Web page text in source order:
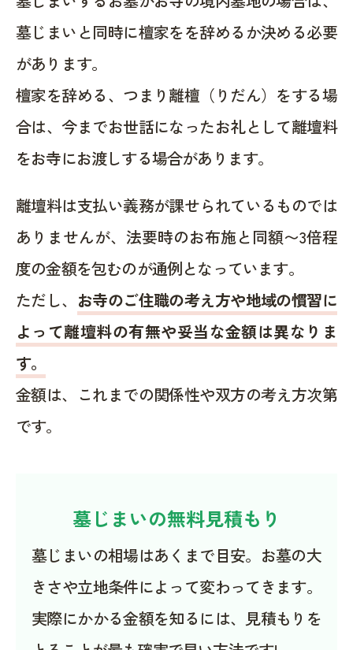
墓じまいと同時に檀家をを辞めるか決める必要
があります。
檀家を辞める、つまり離檀（りだん）をする場
合は、今までお世話になったお礼として離壇料
をお寺にお渡しする場合があります。
離壇料は支払い義務が課せられているものでは
ありませんが、法要時のお布施と同額〜3倍程
度の金額を包むのが通例となっています。
ただし、 お寺のご住職の考え方や地域の慣習に
よって離壇料の有無や妥当な金額は異なりま
す。
金額は、これまでの関係性や双方の考え方次第
です。
墓じまいの無料見積もり
墓じまいの相場はあくまで目安。お墓の大
きさや立地条件によって変わってきます。
実際にかかる金額を知るには、見積もりを